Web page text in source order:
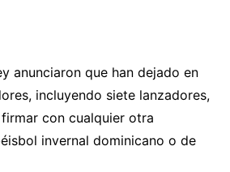
anunciaron que han dejado en
incluyendo siete lanzadores,
con cualquier otra
invernal dominicano o de